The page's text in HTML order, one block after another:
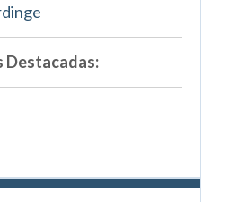
Destacadas: